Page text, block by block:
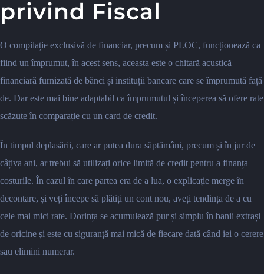
privind Fiscal
O compilație exclusivă de financiar, precum și PLOC, funcționează ca
fiind un împrumut, în acest sens, aceasta este o chitară acustică
financiară furnizată de bănci și instituții bancare care se împrumută față
de. Dar este mai bine adaptabil ca împrumutul și începerea să ofere rate
scăzute în comparație cu un card de credit.
În timpul deplasării, care ar putea dura săptămâni, precum și în jur de
câțiva ani, ar trebui să utilizați orice limită de credit pentru a finanța
costurile. În cazul în care partea era de a lua, o explicație merge în
decontare, și veți începe să plătiți un cont nou, aveți tendința de a cu
cele mai mici rate. Dorința se acumulează pur și simplu în banii extrași
de oricine și este cu siguranță mai mică de fiecare dată când iei o cerere
sau elimini numerar.